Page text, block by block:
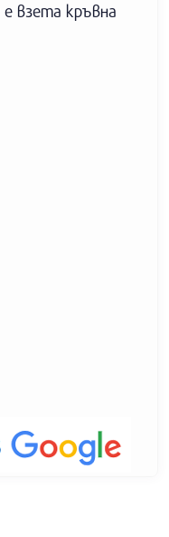
взета кръвна